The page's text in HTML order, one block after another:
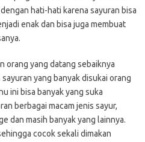
hati-hati karena sayuran bisa
enak dan bisa juga membuat
orang yang datang sebaiknya
yang banyak disukai orang
ini bisa banyak yang suka
berbagai macam jenis sayur,
dan masih banyak yang lainnya.
cocok sekali dimakan